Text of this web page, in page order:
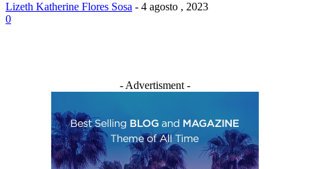
Lizeth Katherine Flores Sosa - 4 agosto , 2023
0
- Advertisment -